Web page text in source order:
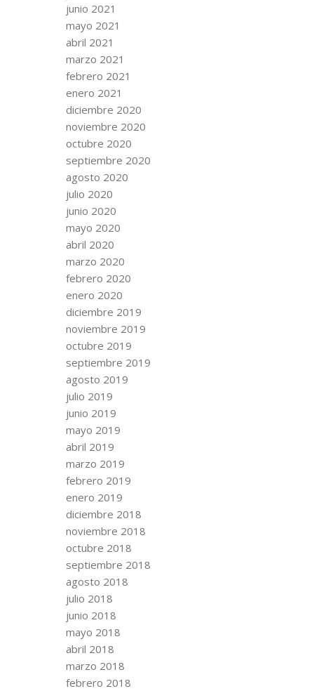
junio 2021
mayo 2021
abril 2021
marzo 2021
febrero 2021
enero 2021
diciembre 2020
noviembre 2020
octubre 2020
septiembre 2020
agosto 2020
julio 2020
junio 2020
mayo 2020
abril 2020
marzo 2020
febrero 2020
enero 2020
diciembre 2019
noviembre 2019
octubre 2019
septiembre 2019
agosto 2019
julio 2019
junio 2019
mayo 2019
abril 2019
marzo 2019
febrero 2019
enero 2019
diciembre 2018
noviembre 2018
octubre 2018
septiembre 2018
agosto 2018
julio 2018
junio 2018
mayo 2018
abril 2018
marzo 2018
febrero 2018